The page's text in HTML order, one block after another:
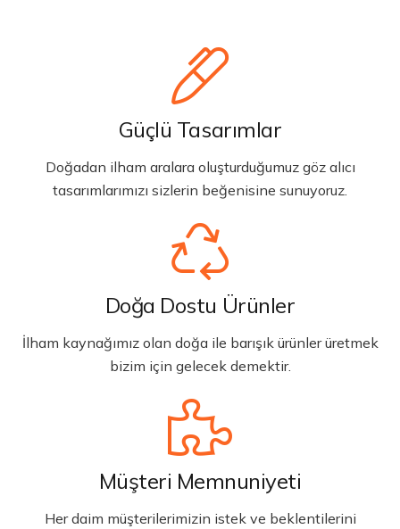
Güçlü Tasarımlar
Doğadan ilham aralara oluşturduğumuz göz alıcı
tasarımlarımızı sizlerin beğenisine sunuyoruz.
Doğa Dostu Ürünler
İlham kaynağımız olan doğa ile barışık ürünler üretmek
bizim için gelecek demektir.
Müşteri Memnuniyeti
Her daim müşterilerimizin istek ve beklentilerini